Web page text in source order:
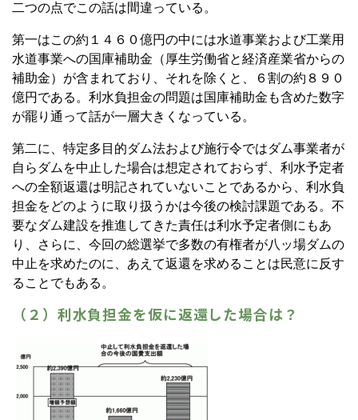
二つの点でこの話は間違っている。
第一はこの約１４６０億円の中には水道事業および工業用
水道事業への国庫補助金（厚生労働省と経済産業省からの
補助金）が含まれており、それを除くと、６割の約８９０
億円である。利水負担金の問題は国庫補助金も含めた数字
が罷り通って話が一層大きくなっている。
第二に、特定多目的ダム法および施行令ではダム事業者が
自らダムを中止した場合は想定されておらず、利水予定者
への全額返還は明記されていないことであるから、利水負
担金をどのように取り扱うかは今後の検討課題である。不
要なダム建設を推進してきた責任は利水予定者側にもあ
り、さらに、今回の総選挙で多数の有権者が八ッ場ダムの
中止を求めたのに、あえて返還を求めることは民意に反す
ることでもある。
（２）利水負担金を仮に返還した場合は？